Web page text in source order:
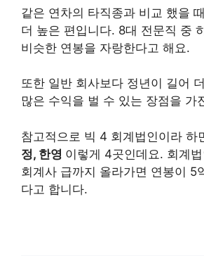
같은 연차의 타직종과 비교 했을
더 높은 편입니다. 8대 전문직 중
비슷한 연봉을 자랑한다고 해요.
또한 일반 회사보다 정년이 길어
많은 수익을 벌 수 있는 장점을 가
참고적으로 빅 4 회계법인이라 하
정, 한영 이렇게 4곳인데요. 회계
회계사 급까지 올라가면 연봉이 5
다고 합니다.